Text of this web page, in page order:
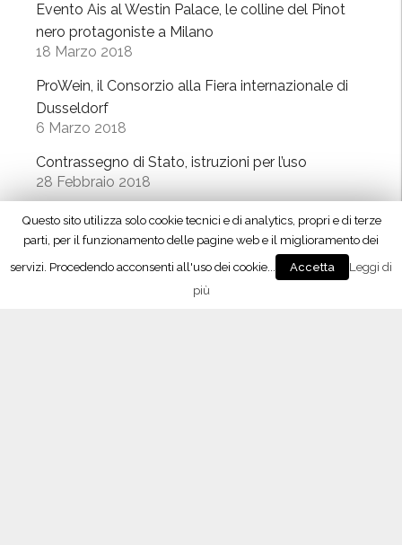
Evento Ais al Westin Palace, le colline del Pinot
nero protagoniste a Milano
18 Marzo 2018
ProWein, il Consorzio alla Fiera internazionale di
Dusseldorf
6 Marzo 2018
Contrassegno di Stato, istruzioni per l’uso
28 Febbraio 2018
Oltrepò Pavese, approvati i nuovi disciplinari di
produzione
23 Febbraio 2018
Vino 4.0, il meeting con Maxidata
Questo sito utilizza solo cookie tecnici e di analytics, propri e di terze
parti, per il funzionamento delle pagine web e il miglioramento dei
servizi. Procedendo acconsenti all'uso dei cookie...
Accetta
Leggi di
più